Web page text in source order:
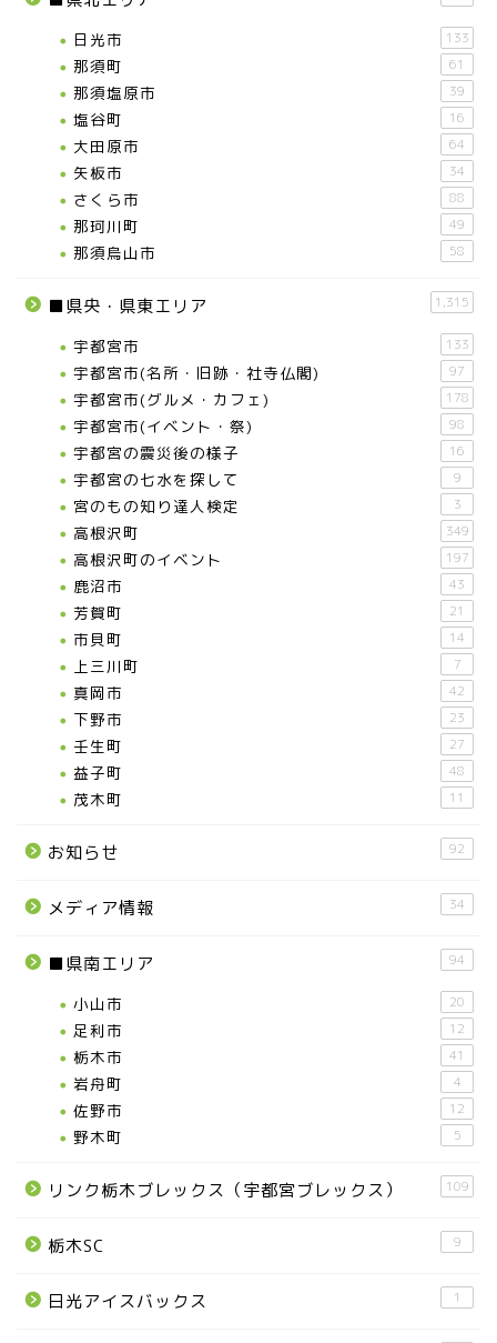
日光市 133
那須町 61
那須塩原市 39
塩谷町 16
大田原市 64
矢板市 34
さくら市 88
那珂川町 49
那須烏山市 58
■県央・県東エリア 1,315
宇都宮市 133
宇都宮市(名所・旧跡・社寺仏閣) 97
宇都宮市(グルメ・カフェ) 178
宇都宮市(イベント・祭) 98
宇都宮の震災後の様子 16
宇都宮の七水を探して 9
宮のもの知り達人検定 3
高根沢町 349
高根沢町のイベント 197
鹿沼市 43
芳賀町 21
市貝町 14
上三川町 7
真岡市 42
下野市 23
壬生町 27
益子町 48
茂木町 11
お知らせ 92
メディア情報 34
■県南エリア 94
小山市 20
足利市 12
栃木市 41
岩舟町 4
佐野市 12
野木町 5
リンク栃木ブレックス（宇都宮ブレックス） 109
栃木SC 9
日光アイスバックス 1